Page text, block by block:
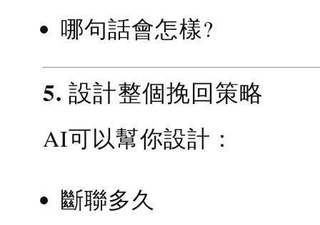
哪句話會怎樣?
5. 設計整個挽回策略
AI可以幫你設計：
斷聯多久